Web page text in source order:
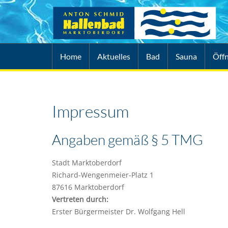
Home Aktuelles Bad Sauna
Impressum
Angaben gemäß § 5 TMG
Stadt Marktoberdorf
Richard-Wengenmeier-Platz 1
87616 Marktoberdorf
Vertreten durch:
Erster Bürgermeister Dr. Wolfgang Hell